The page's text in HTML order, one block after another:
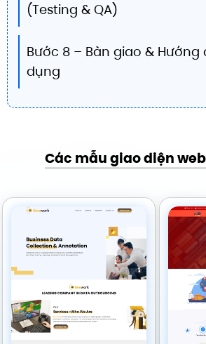
(Testing & QA)
Bước 8 – Bàn giao & Hướng
dụng
Các mẫu giao diện